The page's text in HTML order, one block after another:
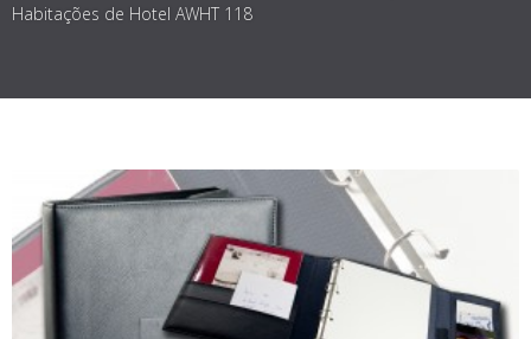
Habitações de Hotel AWHT 118